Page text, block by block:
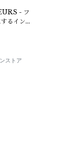
- フ
るイン
ストア